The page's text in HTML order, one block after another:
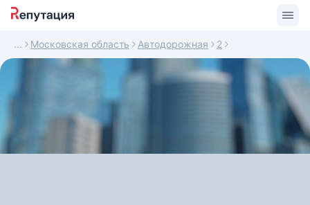
Московская область Автодорожная 2